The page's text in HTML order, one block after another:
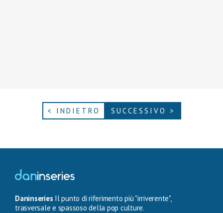
< INDIETRO SUCCESSIVO >
Daninseries Il punto di riferimento più "irriverente",
trasversale e spassoso della pop culture.